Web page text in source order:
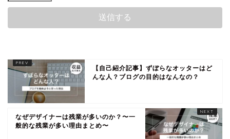
【自己紹介記事】ずぼらなオッターはど
んな人？ブログの目的はなんなの？
なぜデザイナーは残業が多いのか？〜一
般的な残業が多い理由まとめ〜